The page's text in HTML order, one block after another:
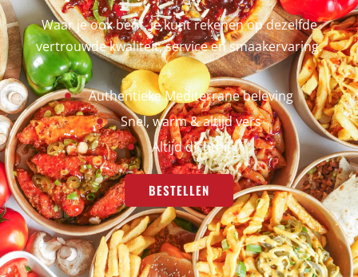
Waar je ook bent, je kunt rekenen op dezelfde
vertrouwde kwaliteit, service en smaakervaring.
Authentieke Mediterrane beleving
Snel, warm & altijd vers
Altijd dichtbij
BESTELLEN